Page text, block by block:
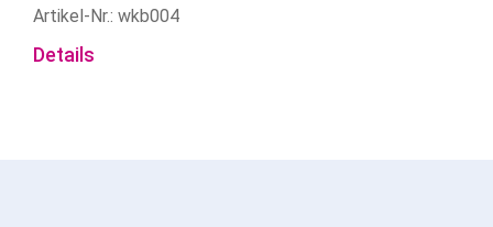
Artikel-Nr.: wkb004
Details